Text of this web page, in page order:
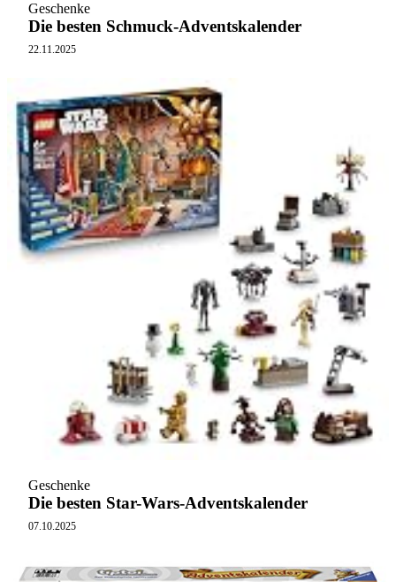
Geschenke
Die besten Schmuck-Adventskalender
22.11.2025
Geschenke
Die besten Star-Wars-Adventskalender
07.10.2025